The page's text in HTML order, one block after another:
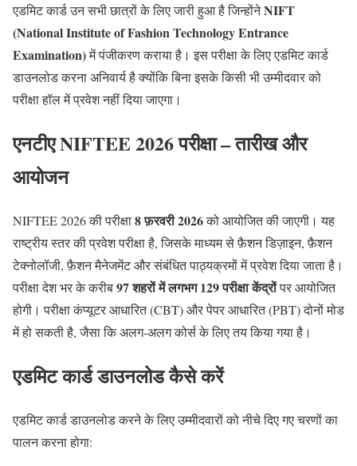
एडमिट कार्ड उन सभी छात्रों के लिए जारी हुआ है जिन्होंनेNIFT
(National Institute of Fashion Technology Entrance
Examination)में पंजीकरण कराया है। इस परीक्षा के लिए एडमिट कार्ड
डाउनलोड करना अनिवार्य है क्योंकि बिना इसके किसी भी उम्मीदवार को
परीक्षा हॉल में प्रवेश नहीं दिया जाएगा।
एनटीए NIFTEE 2026 परीक्षा – तारीख और
आयोजन
NIFTEE 2026 की परीक्षा8 फ़रवरी 2026को आयोजित की जाएगी। यह
राष्ट्रीय स्तर की प्रवेश परीक्षा है, जिसके माध्यम से फ़ैशन डिज़ाइन, फ़ैशन
टेक्नोलॉजी, फ़ैशन मैनेजमेंट और संबंधित पाठ्यक्रमों में प्रवेश दिया जाता है।
परीक्षा देश भर के करीब97 शहरों में लगभग 129 परीक्षा केंद्रोंपर आयोजित
होगी। परीक्षा कंप्यूटर आधारित (CBT) और पेपर आधारित (PBT) दोनों मोड
में हो सकती है, जैसा कि अलग-अलग कोर्स के लिए तय किया गया है।
एडमिट कार्ड डाउनलोड कैसे करें
एडमिट कार्ड डाउनलोड करने के लिए उम्मीदवारों को नीचे दिए गए चरणों का
पालन करना होगा: